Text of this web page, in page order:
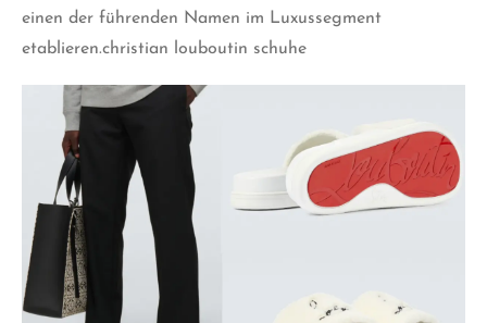
einen der führenden Namen im Luxussegment
etablieren.christian louboutin schuhe